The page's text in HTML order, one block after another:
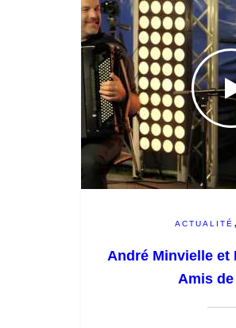
ACTUALITÉ
André Minvielle et
Amis de